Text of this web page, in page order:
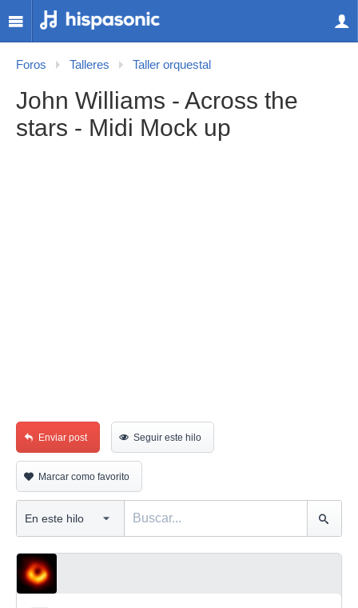
Foros Talleres Taller orquestal
John Williams - Across the
stars - Midi Mock up
Enviar post Seguir este hilo
Marcar como favorito